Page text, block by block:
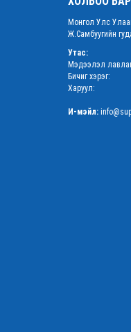
Монгол Улс
Ж.Самбуугийн
Утас:
Мэдээлэл
Бичиг хэрэг:
Харуул:
И-мэйл: